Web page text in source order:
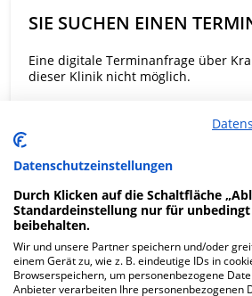
SIE SUCHEN EINEN
Eine digitale Terminanfrage über
dieser Klinik nicht möglich.
Beratung und
Datenschutzeinstellungen
Durch Klicken auf die Schaltfläche
Standardeinstellung nur für
beibehalten.
Wir und unsere Partner speichern und/oder
einem Gerät zu, wie z. B. eindeutige IDs in
Browserspeichern, um personenbezogene
Anbieter verarbeiten Ihre personenbezogenen